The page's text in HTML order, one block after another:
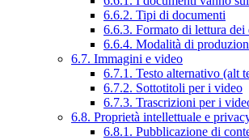
6.6.2. Tipi di documenti
6.6.3. Formato di lettura
6.6.4. Modalità di
6.7. Immagini e video
6.7.1. Testo alternativo (alt
6.7.2. Sottotitoli per i video
6.7.3. Trascrizioni per i
6.8. Proprietà intellettuale e
6.8.1. Pubblicazione di